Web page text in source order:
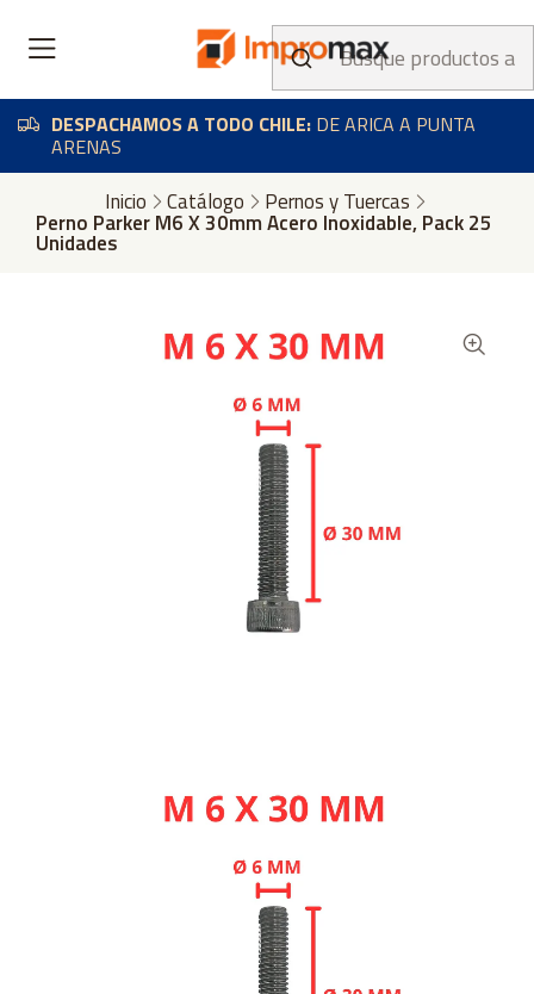
DESPACHAMOS A TODO CHILE: DE ARICA A PUNTA
ARENAS
Inicio Catálogo Pernos y Tuercas
Perno Parker M6 X 30mm Acero Inoxidable, Pack 25
Unidades